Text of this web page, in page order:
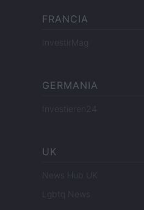
FRANCIA
InvestirMag
GERMANIA
Investieren24
UK
News Hub UK
Lgbtq News